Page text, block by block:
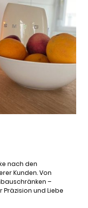
nach den
Kunden. Von
–
und Liebe